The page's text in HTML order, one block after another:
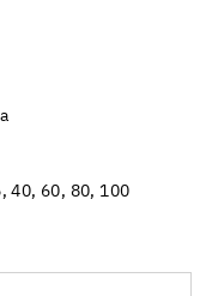
40, 60, 80, 100